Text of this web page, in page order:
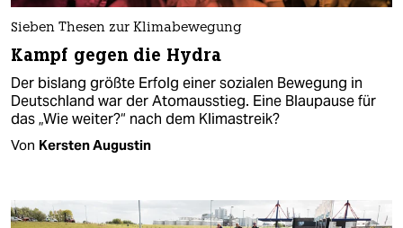
Sieben Thesen zur Klimabewegung
Kampf gegen die Hydra
Der bislang größte Erfolg einer sozialen Bewegung in
Deutschland war der Atomausstieg. Eine Blaupause für
das „Wie weiter?“ nach dem Klimastreik?
Von Kersten Augustin